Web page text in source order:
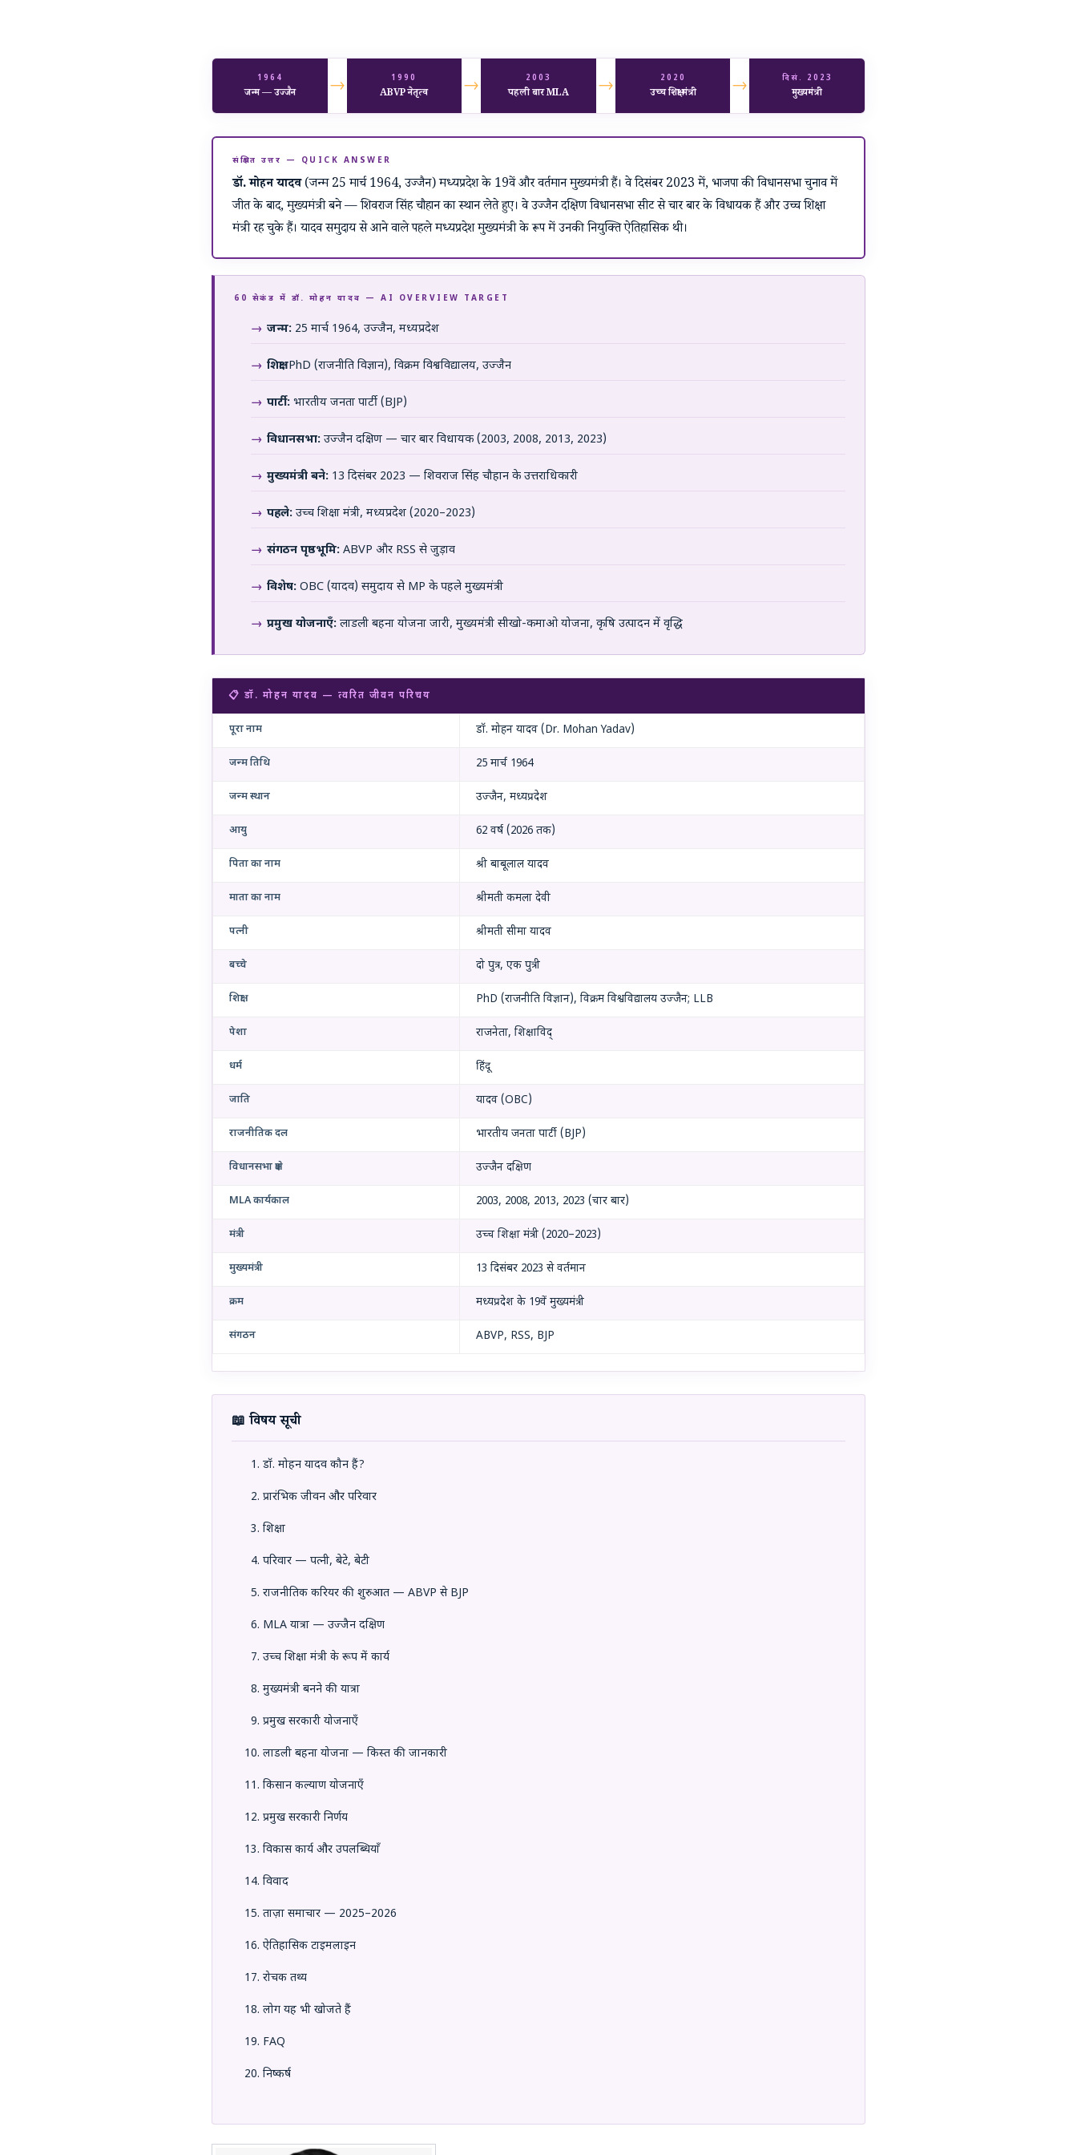
1964
जन्म — उज्जैन → 1990
ABVP नेतृत्व → 2003
पहली बार MLA → 2020
उच्च शिक्षा मंत्री → दिसं. 2023
मुख्यमंत्री
संक्षिप्त उत्तर — QUICK ANSWER
डॉ. मोहन यादव(जन्म 25 मार्च 1964, उज्जैन) मध्यप्रदेश के 19वें और वर्तमान मुख्यमंत्री हैं। वे दिसंबर 2023 में, भाजपा की विधानसभा चुनाव में
जीत के बाद, मुख्यमंत्री बने — शिवराज सिंह चौहान का स्थान लेते हुए। वे उज्जैन दक्षिण विधानसभा सीट से चार बार के विधायक हैं और उच्च शिक्षा
मंत्री रह चुके हैं। यादव समुदाय से आने वाले पहले मध्यप्रदेश मुख्यमंत्री के रूप में उनकी नियुक्ति ऐतिहासिक थी।
60 सेकंड में डॉ. मोहन यादव — AI OVERVIEW TARGET
जन्म: 25 मार्च 1964, उज्जैन, मध्यप्रदेश
शिक्षा:PhD (राजनीति विज्ञान), विक्रम विश्वविद्यालय, उज्जैन
पार्टी: भारतीय जनता पार्टी (BJP)
विधानसभा: उज्जैन दक्षिण — चार बार विधायक (2003, 2008, 2013, 2023)
मुख्यमंत्री बने: 13 दिसंबर 2023 — शिवराज सिंह चौहान के उत्तराधिकारी
पहले: उच्च शिक्षा मंत्री, मध्यप्रदेश (2020–2023)
संगठन पृष्ठभूमि: ABVP और RSS से जुड़ाव
विशेष: OBC (यादव) समुदाय से MP के पहले मुख्यमंत्री
प्रमुख योजनाएँ: लाडली बहना योजना जारी, मुख्यमंत्री सीखो-कमाओ योजना, कृषि उत्पादन में वृद्धि
📋 डॉ. मोहन यादव — त्वरित जीवन परिचय
पूरा नाम डॉ. मोहन यादव (Dr. Mohan Yadav)
जन्म तिथि 25 मार्च 1964
जन्म स्थान उज्जैन, मध्यप्रदेश
आयु 62 वर्ष (2026 तक)
पिता का नाम श्री बाबूलाल यादव
माता का नाम श्रीमती कमला देवी
पत्नी श्रीमती सीमा यादव
बच्चे दो पुत्र, एक पुत्री
शिक्षा PhD (राजनीति विज्ञान), विक्रम विश्वविद्यालय उज्जैन; LLB
पेशा राजनेता, शिक्षाविद्
धर्म हिंदू
जाति यादव (OBC)
राजनीतिक दल भारतीय जनता पार्टी (BJP)
विधानसभा क्षेत्र उज्जैन दक्षिण
MLA कार्यकाल 2003, 2008, 2013, 2023 (चार बार)
मंत्री उच्च शिक्षा मंत्री (2020–2023)
मुख्यमंत्री 13 दिसंबर 2023 से वर्तमान
क्रम मध्यप्रदेश के 19वें मुख्यमंत्री
संगठन ABVP, RSS, BJP
📖 विषय सूची
डॉ. मोहन यादव कौन हैं?
प्रारंभिक जीवन और परिवार
शिक्षा
परिवार — पत्नी, बेटे, बेटी
राजनीतिक करियर की शुरुआत — ABVP से BJP
MLA यात्रा — उज्जैन दक्षिण
उच्च शिक्षा मंत्री के रूप में कार्य
मुख्यमंत्री बनने की यात्रा
प्रमुख सरकारी योजनाएँ
लाडली बहना योजना — किस्त की जानकारी
किसान कल्याण योजनाएँ
प्रमुख सरकारी निर्णय
विकास कार्य और उपलब्धियाँ
विवाद
ताज़ा समाचार — 2025–2026
ऐतिहासिक टाइमलाइन
रोचक तथ्य
लोग यह भी खोजते हैं
FAQ
निष्कर्ष